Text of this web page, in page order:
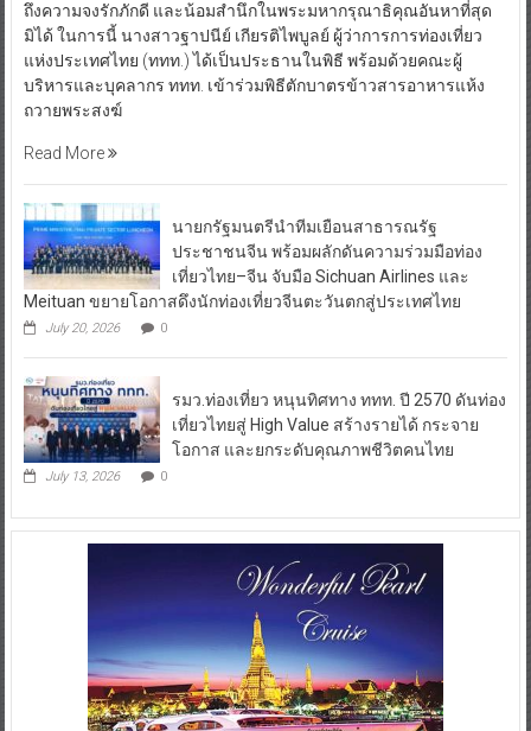
ถึงความจงรักภักดี และน้อมสำนึกในพระมหากรุณาธิคุณอันหาที่สุด
มิได้ ในการนี้ นางสาวฐาปนีย์ เกียรติไพบูลย์ ผู้ว่าการการท่องเที่ยว
แห่งประเทศไทย (ททท.) ได้เป็นประธานในพิธี พร้อมด้วยคณะผู้
บริหารและบุคลากร ททท. เข้าร่วมพิธีตักบาตรข้าวสารอาหารแห้ง
ถวายพระสงฆ์
Read More
นายกรัฐมนตรีนำทีมเยือนสาธารณรัฐ
ประชาชนจีน พร้อมผลักดันความร่วมมือท่อง
เที่ยวไทย–จีน จับมือ Sichuan Airlines และ
Meituan ขยายโอกาสดึงนักท่องเที่ยวจีนตะวันตกสู่ประเทศไทย
July 20, 2026 0
รมว.ท่องเที่ยว หนุนทิศทาง ททท. ปี 2570 ดันท่อง
เที่ยวไทยสู่ High Value สร้างรายได้ กระจาย
โอกาส และยกระดับคุณภาพชีวิตคนไทย
July 13, 2026 0